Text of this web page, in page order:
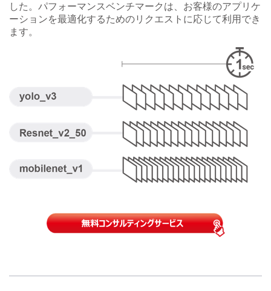
した。パフォーマンスベンチマークは、お客様のアプリケ
ーションを最適化するためのリクエストに応じて利用でき
ます。